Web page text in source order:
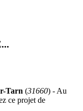
Tarn (31660) - Au
ce projet de